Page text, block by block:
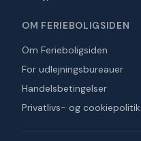
OM FERIEBOLIGSIDEN
Om Ferieboligsiden
For udlejningsbureauer
Handelsbetingelser
Privatlivs- og cookiepolitik